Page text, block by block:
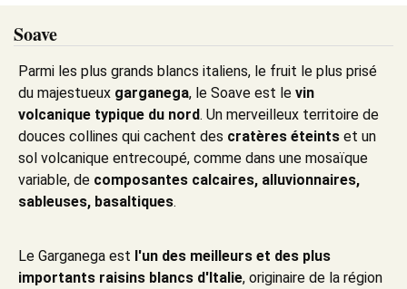
Soave
Parmi les plus grands blancs italiens, le fruit le plus prisé
du majestueux garganega, le Soave est le vin
volcanique typique du nord. Un merveilleux territoire de
douces collines qui cachent des cratères éteints et un
sol volcanique entrecoupé, comme dans une mosaïque
variable, de composantes calcaires, alluvionnaires,
sableuses, basaltiques.
Le Garganega est l'un des meilleurs et des plus
importants raisins blancs d'Italie, originaire de la région